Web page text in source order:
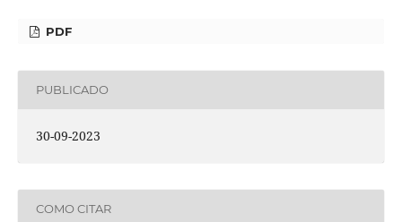
PDF
PUBLICADO
30-09-2023
COMO CITAR